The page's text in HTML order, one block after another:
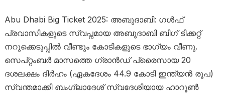
Abu Dhabi Big Ticket 2025: അബുദാബി: ഗൾഫ്
പ്രവാസികളുടെ സ്വപ്നമായ അബുദാബി ബിഗ് ടിക്കറ്റ്
നറുക്കെടുപ്പിൽ വീണ്ടും കോടികളുടെ ഭാഗ്യം വീണു.
സെപ്റ്റംബർ മാസത്തെ ഗ്രാൻഡ് പ്രൈസായ 20
ദശലക്ഷം ദിർഹം (ഏകദേശം 44.9 കോടി ഇന്ത്യൻ രൂപ)
സ്വന്തമാക്കി ബംഗ്ലാദേശ് സ്വദേശിയായ ഹാറൂൺ